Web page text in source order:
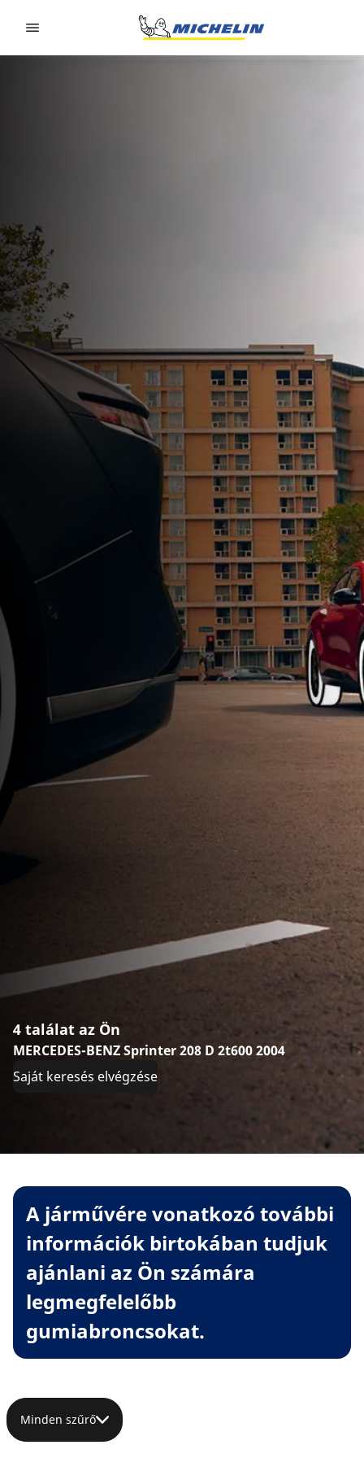
4 találat az Ön
MERCEDES-BENZ Sprinter 208 D 2t600 2004
Saját keresés elvégzése
A járművére vonatkozó további
információk birtokában tudjuk
ajánlani az Ön számára
legmegfelelőbb
gumiabroncsokat.
Minden szűrő